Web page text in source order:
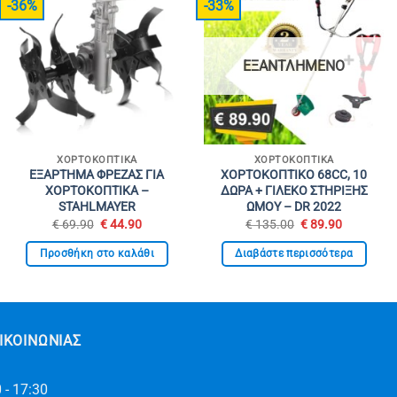
-36%
ΧΟΡΤΟΚΟΠΤΙΚΆ
ΕΞΑΡΤΗΜΑ ΦΡΕΖΑΣ ΓΙΑ
ΧΟΡΤΟΚΟΠΤΙΚΑ –
STAHLMAYER
€69.90 Original
was:
€ 69.90.
€44.90Η
τιμή
είναι:
Προσθήκη στο καλάθι
-33%
ΕΞΑΝΤΛΗΜΈΝΟ
ΧΟΡΤΟΚΟΠΤΙΚΆ
ΧΟΡΤΟΚΟΠΤΙΚΟ 68CC, 10
ΔΩΡΑ + ΓΙΛΕΚΟ ΣΤΗΡΙΞΗΣ
ΩΜΟΥ – DR 2022
€135.00 Original
was:
€ 135.00.
€89.90Η
τιμή
είναι:
Διαβάστε περισσότερα
- 17:30